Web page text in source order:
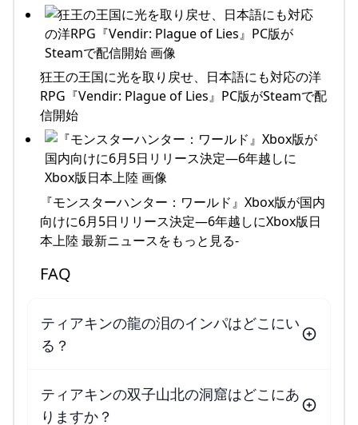
狂王の王国に光を取り戻せ、日本語にも対応の洋
RPG『Vendir: Plague of Lies』PC版がSteamで配
信開始
『モンスターハンター：ワールド』Xbox版が国内
向けに6月5日リリース決定―6年越しにXbox版日
本上陸 最新ニュースをもっと見る-
FAQ
ティアキンの龍の泪のインパはどこにい
る？
ティアキンの双子山北の洞窟はどこにあ
りますか？